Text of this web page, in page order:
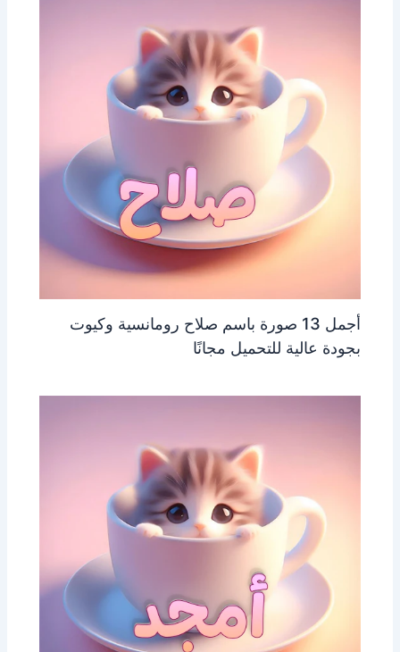
أجمل 13 صورة باسم صلاح رومانسية وكيوت
بجودة عالية للتحميل مجانًا